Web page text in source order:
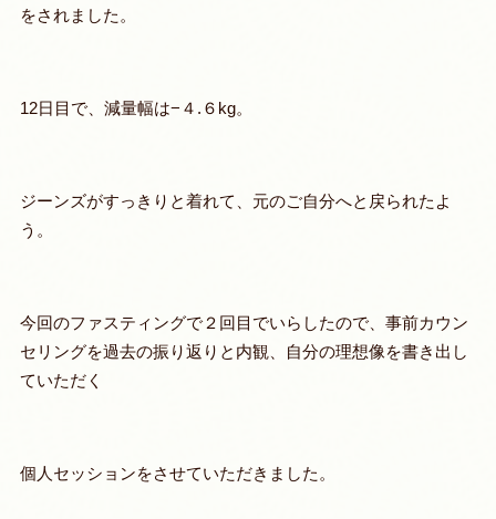
をされました。
12日目で、減量幅は−４.６kg。
ジーンズがすっきりと着れて、元のご自分へと戻られたよ
う。
今回のファスティングで２回目でいらしたので、事前カウン
セリングを過去の振り返りと内観、自分の理想像を書き出し
ていただく
個人セッションをさせていただきました。